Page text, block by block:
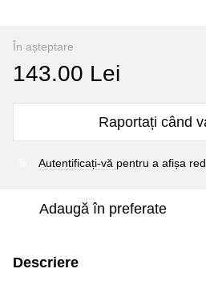
În așteptare
143.00 Lei
Raportați când
Autentificați-vă pentru a afișa
Adaugă în preferate
Descriere